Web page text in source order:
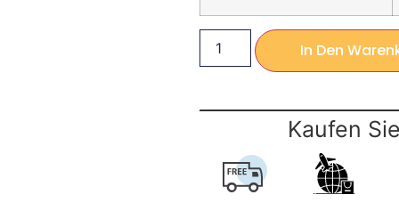
In Den
Kaufen